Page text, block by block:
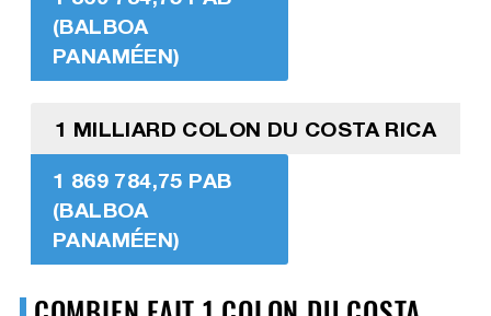
(BALBOA
PANAMÉEN)
1 MILLIARD COLON DU COSTA RICA
1 869 784,75 PAB
(BALBOA
PANAMÉEN)